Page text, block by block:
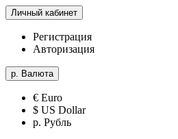
Личный кабинет
Регистрация
Авторизация
р. Валюта
€ Euro
$ US Dollar
р. Рубль